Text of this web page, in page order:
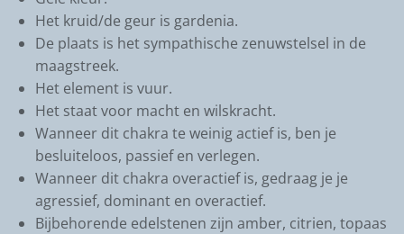
Het kruid/de geur is gardenia.
De plaats is het sympathische zenuwstelsel in de
maagstreek.
Het element is vuur.
Het staat voor macht en wilskracht.
Wanneer dit chakra te weinig actief is, ben je
besluiteloos, passief en verlegen.
Wanneer dit chakra overactief is, gedraag je je
agressief, dominant en overactief.
Bijbehorende edelstenen zijn amber, citrien, topaas